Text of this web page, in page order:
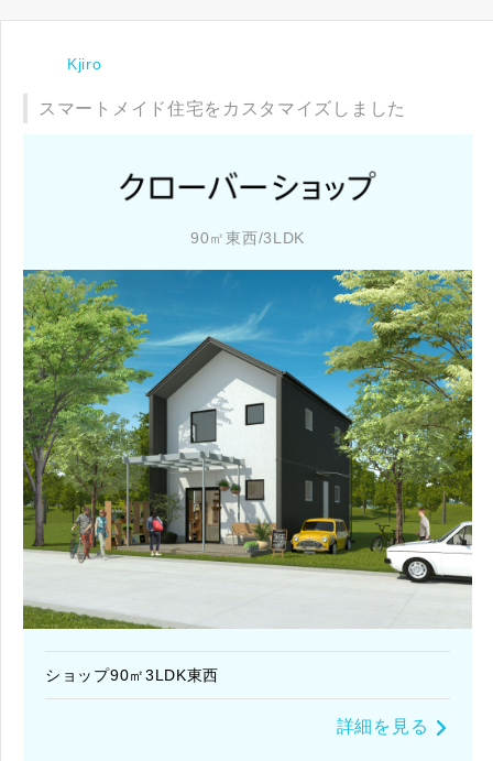
Kjiro
スマートメイド住宅をカスタマイズしました
90㎡東西/3LDK
ショップ90㎡3LDK東西
詳細を見る